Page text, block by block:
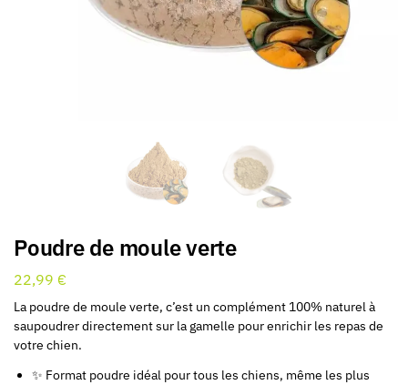
Poudre de moule verte
22,99 €
La poudre de moule verte, c’est un complément 100% naturel à
saupoudrer directement sur la gamelle pour enrichir les repas de
votre chien.
✨ Format poudre idéal pour tous les chiens, même les plus